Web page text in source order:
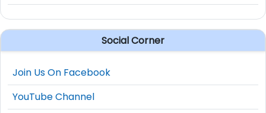
Social Corner
Join Us On Facebook
YouTube Channel